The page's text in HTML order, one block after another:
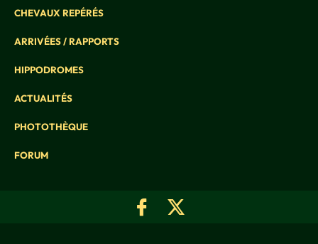
CHEVAUX REPÉRÉS
ARRIVÉES / RAPPORTS
HIPPODROMES
ACTUALITÉS
PHOTOTHÈQUE
FORUM